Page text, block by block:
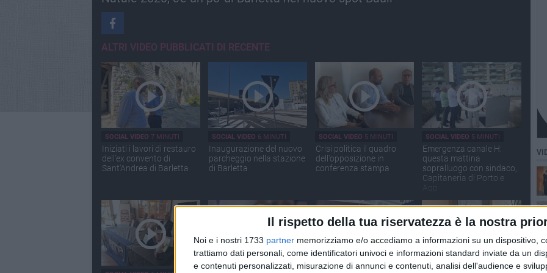
Il rispetto della tua riservatezza è la nostra
Noi e i nostri 1733 partner memorizziamo e/o accediamo a informazioni su un dispositivo,
trattiamo dati personali, come identificatori univoci e informazioni standard inviate da un
e contenuti personalizzati, misurazione di annunci e contenuti, analisi dell'audience e
ALTRI VIDEO PUBBLICATI DI RECENTE
SOCIAL VIDEO 7 MINUTI
Iniziati i lavori di restauro
dell'ex convento di
Sant'Andrea di Barletta
SOCIAL VIDEO 6 MINUTI
Inaugurazione del nuovo
parcheggio nella stazione
di Barletta
SOCIAL VIDEO 5 MINUTI
Crisi politica il quadro
dell'opposizione in
conferenza stampa
SOCIAL VIDEO 5 MINUTI
Emergenza canale H:
questa mattina
sopralluogo con sindaco,
Capitaneria di Porto e
Aqp